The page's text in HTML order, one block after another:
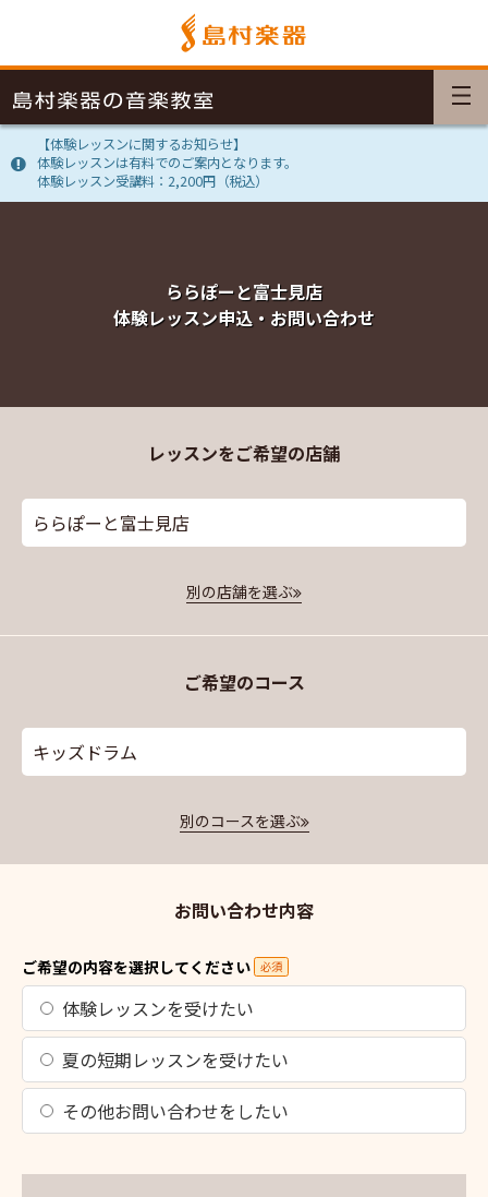
【体験レッスンに関するお知らせ】
体験レッスンは有料でのご案内となります。
体験レッスン受講料：2,200円（税込）
ららぽーと富士見店
体験レッスン申込・お問い合わせ
レッスンをご希望の店舗
ららぽーと富士見店
別の店舗を選ぶ
ご希望のコース
キッズドラム
別のコースを選ぶ
お問い合わせ内容
ご希望の内容を選択してください 必須
体験レッスンを受けたい
夏の短期レッスンを受けたい
その他お問い合わせをしたい